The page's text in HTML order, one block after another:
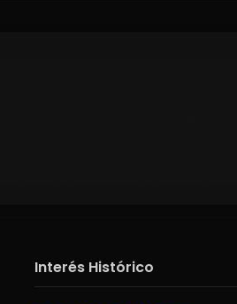
Interés Histórico